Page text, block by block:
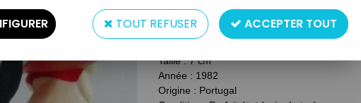
Réf. :REF11670
Type : Figurine PVC
Taille : 7 cm
Année : 1982
Origine : Portugal
TOUT REFUSER ACCEPTER TOUT